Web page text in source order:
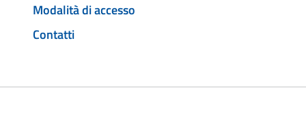
Modalità di accesso
Contatti